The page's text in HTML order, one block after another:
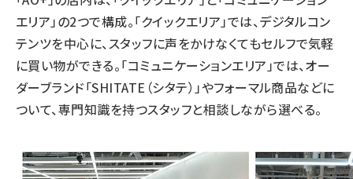
エリア」の2つで構成。「クイックエリア」では、デジタルコン
テンツを中心に、スタッフに声をかけなくてもセルフで気軽
に買い物ができる。「コミュニケーションエリア」では、オー
ダーブランド「SHITATE（シタテ）」やフォーマル商品などに
ついて、専門知識を持つスタッフと相談しながら選べる。